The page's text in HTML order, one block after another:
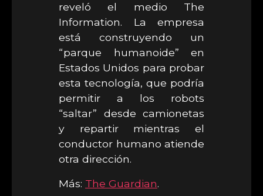
reveló el medio The
Information. La empresa
está construyendo un
“parque humanoide” en
Estados Unidos para probar
esta tecnología, que podría
permitir a los robots
“saltar” desde camionetas
y repartir mientras el
conductor humano atiende
otra dirección.
Más: The Guardian.